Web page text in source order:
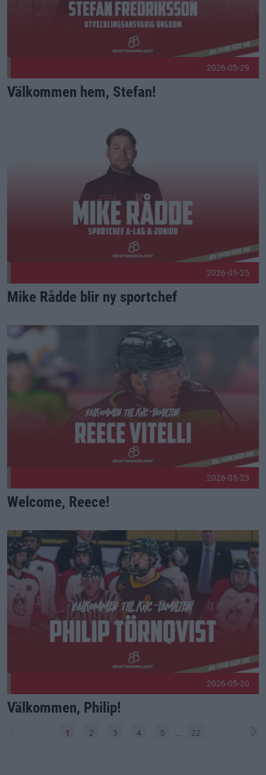
2026-05-29
Välkommen hem, Stefan!
Mike Rådde blir ny sportchef Publicerad 2026-05-25
2026-05-25
Mike Rådde blir ny sportchef
Welcome, Reece! Publicerad 2026-05-23
2026-05-23
Welcome, Reece!
Välkommen, Philip! Publicerad 2026-05-20
2026-05-20
Välkommen, Philip!
1 2 3 4 5 22